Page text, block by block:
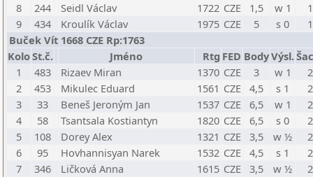
8
244 Seidl Václav 1722 CZE 1,5 w 1
1
9
434 Kroulík Václav 1975 CZE 5 s 0
1
Buček Vít 1668 CZE Rp:1763
KoloSt.č. Jméno Rtg FED BodyVýsl.
1
483 Rizaev Miran 1370 CZE 3 w 1
2
2
453 Mikulec Eduard 1561 CZE 4,5 s 1
2
3
33 Beneš Jeroným Jan 1537 CZE 6,5 w 1
2
4
58 Tsantsala Kostiantyn 1820 CZE 6,5 s 0
2
5
108 Dorey Alex 1321 CZE 3,5 w ½
2
6
95 Hovhannisyan Narek 1532 CZE 4,5 s 1
2
7
346 Ličková Anna 1615 CZE 3,5 w ½
2